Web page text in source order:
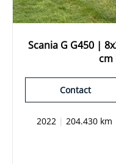
Scania G G450 |
cm
Contact
2022 | 204.430 km